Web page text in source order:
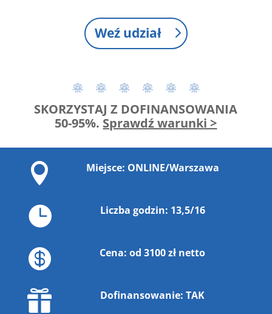
Weź udział
SKORZYSTAJ Z DOFINANSOWANIA
50-95%. Sprawdź warunki >
 Miejsce: ONLINE/Warszawa
 Liczba godzin: 13,5/16
 Cena: od 3100 zł netto
 Dofinansowanie: TAK